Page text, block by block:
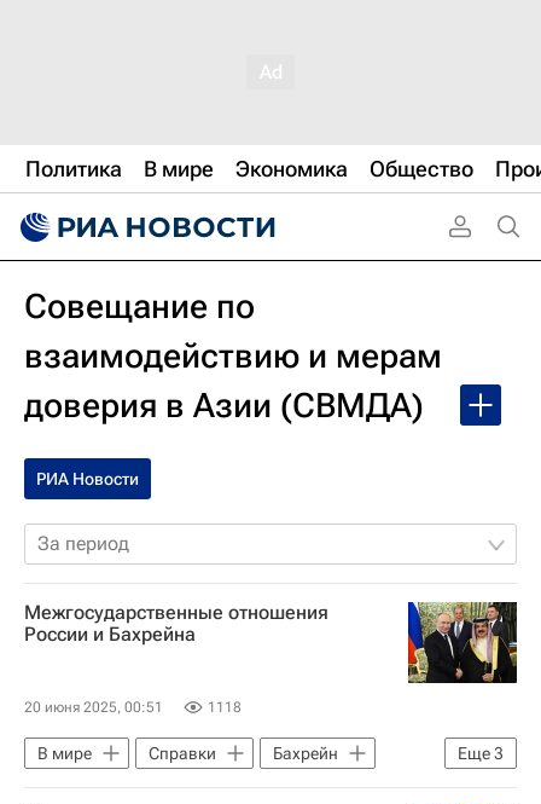
Политика В мире Экономика Общество
Совещание по
взаимодействию и мерам
доверия в Азии (СВМДА)
РИА Новости
За период
Межгосударственные отношения
России и Бахрейна
20 июня 2025, 00:51 1118
Еще3
В мире Справки
Бахрейн
Россия
Хамад бен Иса Аль Халифа